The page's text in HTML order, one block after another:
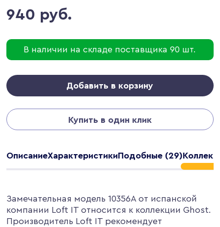
940 руб.
В наличии на складе поставщика 90 шт.
Добавить в корзину
Купить в один клик
ОписаниеХарактеристикиПодобные (29)
Замечательная модель 10356A от испанской
компании Loft IT относится к коллекции Ghost.
Производитель Loft IT рекомендует